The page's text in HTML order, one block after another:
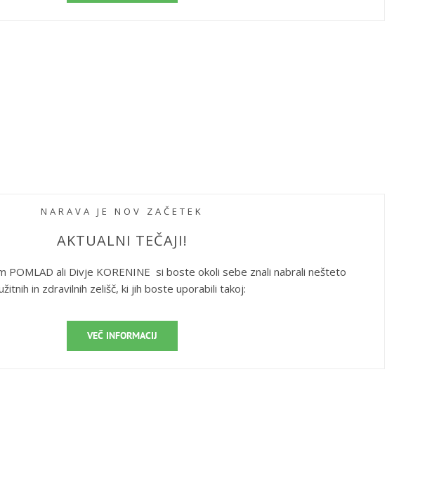
NARAVA JE NOV ZAČETEK
AKTUALNI TEČAJI!
POMLAD ali Divje KORENINE si boste okoli sebe znali nabrali nešteto
in zdravilnih zelišč, ki jih boste uporabili takoj:
VEČ INFORMACIJ